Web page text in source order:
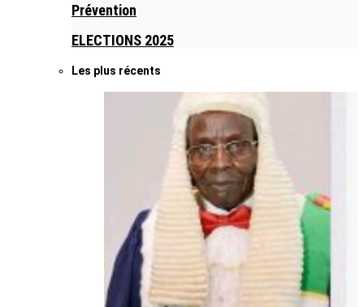
Prévention
ELECTIONS 2025
Les plus récents